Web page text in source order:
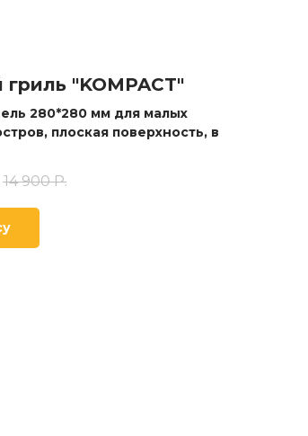
"KOMPACT"
280*280 мм для малых
плоская поверхность, в
14 900 Р.